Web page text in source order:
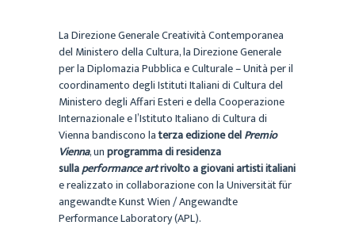
La Direzione Generale Creatività Contemporanea
del Ministero della Cultura, la Direzione Generale
per la Diplomazia Pubblica e Culturale – Unità per il
coordinamento degli Istituti Italiani di Cultura del
Ministero degli Affari Esteri e della Cooperazione
Internazionale e l’Istituto Italiano di Cultura di
Vienna bandiscono laterza edizione delPremio
Vienna, unprogramma di residenza
sullaperformance artrivolto a giovani artisti italiani
e realizzato in collaborazione con la Universität für
angewandte Kunst Wien / Angewandte
Performance Laboratory (APL).